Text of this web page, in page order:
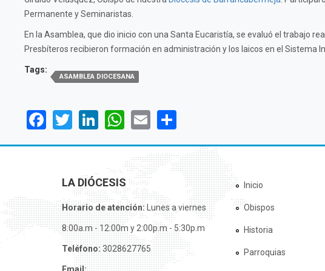
Permanente y Seminaristas.
En la Asamblea, que dio inicio con una Santa Eucaristía, se evaluó el trabajo
Presbíteros recibieron formación en administración y los laicos en el Sistema
Tags:
ASAMBLEA DIOCESANA
Facebook
TwitterLinkedIn
WhatsApp
Email
LA DIÓCESIS
Horario de atención:Lunes a viernes
8:00a.m - 12:00m y 2:00p.m - 5:30p.m
Teléfono:3028627765
Email:
Inicio
Obispos
Historia
Parroquias